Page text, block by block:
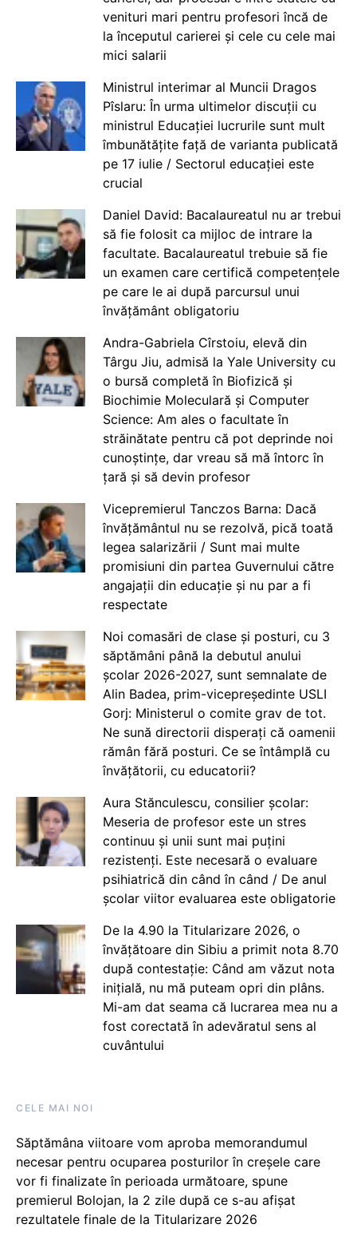
venituri mari pentru profesori încă de
la începutul carierei și cele cu cele mai
mici salarii
Ministrul interimar al Muncii Dragos
Pîslaru: În urma ultimelor discuții cu
ministrul Educației lucrurile sunt mult
îmbunătățite față de varianta publicată
pe 17 iulie / Sectorul educației este
crucial
Daniel David: Bacalaureatul nu ar trebui
să fie folosit ca mijloc de intrare la
facultate. Bacalaureatul trebuie să fie
un examen care certifică competențele
pe care le ai după parcursul unui
învățământ obligatoriu
Andra-Gabriela Cîrstoiu, elevă din
Târgu Jiu, admisă la Yale University cu
o bursă completă în Biofizică și
Biochimie Moleculară și Computer
Science: Am ales o facultate în
străinătate pentru că pot deprinde noi
cunoștințe, dar vreau să mă întorc în
țară și să devin profesor
Vicepremierul Tanczos Barna: Dacă
învățământul nu se rezolvă, pică toată
legea salarizării / Sunt mai multe
promisiuni din partea Guvernului către
angajații din educație și nu par a fi
respectate
Noi comasări de clase și posturi, cu 3
săptămâni până la debutul anului
școlar 2026-2027, sunt semnalate de
Alin Badea, prim-vicepreședinte USLI
Gorj: Ministerul o comite grav de tot.
Ne sună directorii disperați că oamenii
rămân fără posturi. Ce se întâmplă cu
învățătorii, cu educatorii?
Aura Stănculescu, consilier școlar:
Meseria de profesor este un stres
continuu și unii sunt mai puțini
rezistenți. Este necesară o evaluare
psihiatrică din când în când / De anul
școlar viitor evaluarea este obligatorie
De la 4.90 la Titularizare 2026, o
învățătoare din Sibiu a primit nota 8.70
după contestație: Când am văzut nota
inițială, nu mă puteam opri din plâns.
Mi-am dat seama că lucrarea mea nu a
fost corectată în adevăratul sens al
cuvântului
CELE MAI NOI
Săptămâna viitoare vom aproba memorandumul
necesar pentru ocuparea posturilor în creșele care
vor fi finalizate în perioada următoare, spune
premierul Bolojan, la 2 zile după ce s-au afișat
rezultatele finale de la Titularizare 2026